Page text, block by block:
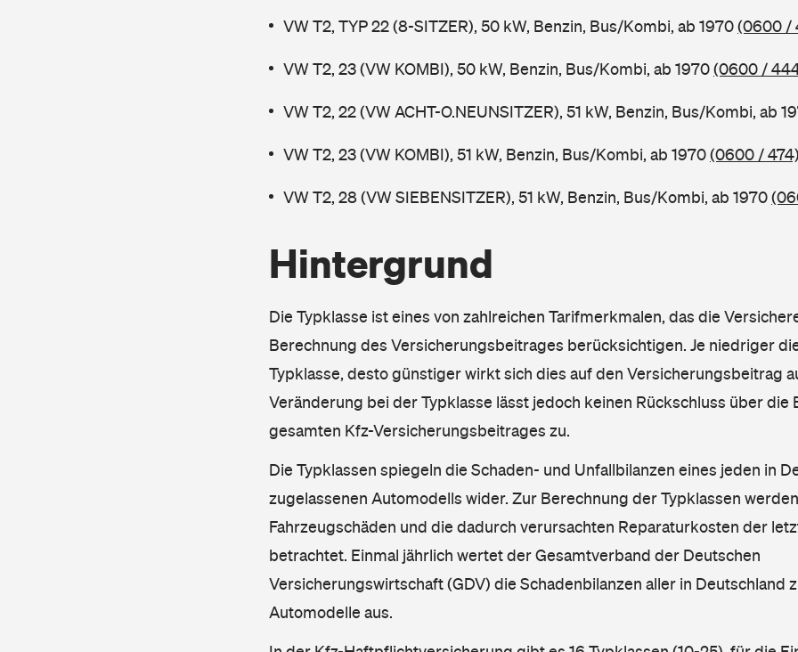
VW T2, TYP 22 (8-SITZER), 50 kW, Benzin, Bus/Kombi, ab 1970(0600 /
VW T2, 23 (VW KOMBI), 50 kW, Benzin, Bus/Kombi, ab 1970(0600 /
VW T2, 22 (VW ACHT-O.NEUNSITZER), 51 kW, Benzin, Bus/Kombi, ab
VW T2, 23 (VW KOMBI), 51 kW, Benzin, Bus/Kombi, ab 1970(0600 /
VW T2, 28 (VW SIEBENSITZER), 51 kW, Benzin, Bus/Kombi, ab 1970
Hintergrund
Die Typklasse ist eines von zahlreichen Tarifmerkmalen, das die
Berechnung des Versicherungsbeitrages berücksichtigen. Je niedriger
Typklasse, desto günstiger wirkt sich dies auf den Versicherungsbeitrag
Veränderung bei der Typklasse lässt jedoch keinen Rückschluss über die
gesamten Kfz-Versicherungsbeitrages zu.
Die Typklassen spiegeln die Schaden- und Unfallbilanzen eines jeden in
zugelassenen Automodells wider. Zur Berechnung der Typklassen
Fahrzeugschäden und die dadurch verursachten Reparaturkosten der
betrachtet. Einmal jährlich wertet der Gesamtverband der Deutschen
Versicherungswirtschaft (GDV) die Schadenbilanzen aller in Deutschland
Automodelle aus.